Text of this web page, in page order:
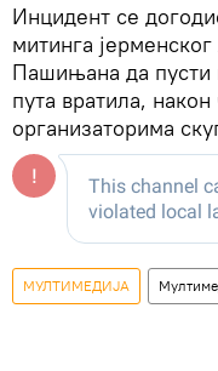
Инцидент се
митинга
Пашињана да пусти
пута вратила, након
организаторима
МУЛТИМЕДИЈА